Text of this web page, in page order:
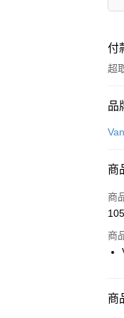
付
超
信
品
商
商
商
商